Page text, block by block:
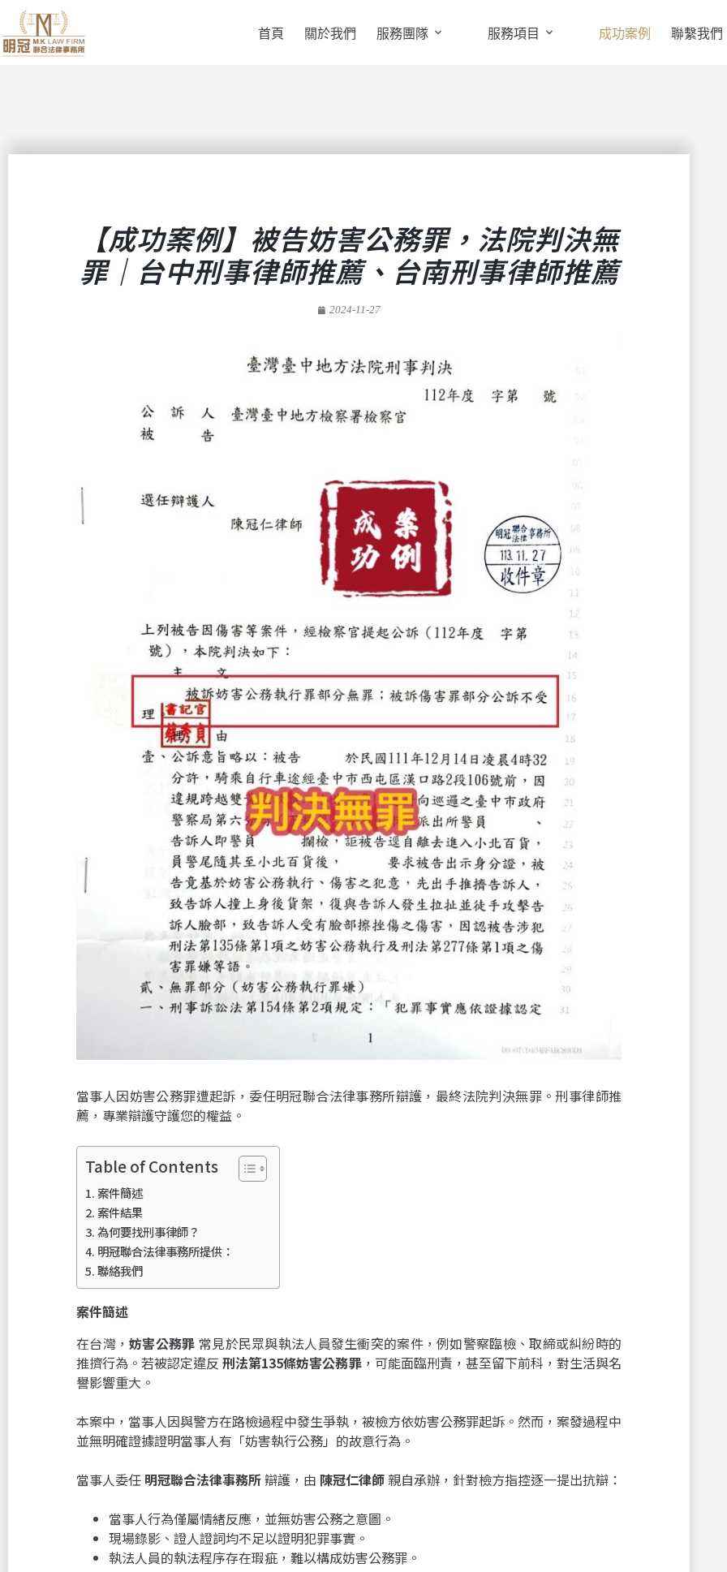
首頁 關於我們 服務團隊 服務項目 成功案例 聯繫我們
【成功案例】被告妨害公務罪，法院判決無
罪｜台中刑事律師推薦、台南刑事律師推薦
2024-11-27
當事人因妨害公務罪遭起訴，委任明冠聯合法律事務所辯護，最終法院判決無罪。刑事律師推
薦，專業辯護守護您的權益。
Table of Contents
案件簡述
案件結果
為何要找刑事律師？
明冠聯合法律事務所提供：
聯絡我們
案件簡述
在台灣，妨害公務罪 常見於民眾與執法人員發生衝突的案件，例如警察臨檢、取締或糾紛時的
推擠行為。若被認定違反刑法第135條妨害公務罪，可能面臨刑責，甚至留下前科，對生活與名
譽影響重大。
本案中，當事人因與警方在路檢過程中發生爭執，被檢方依妨害公務罪起訴。然而，案發過程中
並無明確證據證明當事人有「妨害執行公務」的故意行為。
當事人委任 明冠聯合法律事務所辯護，由 陳冠仁律師親自承辦，針對檢方指控逐一提出抗辯：
當事人行為僅屬情緒反應，並無妨害公務之意圖。
現場錄影、證人證詞均不足以證明犯罪事實。
執法人員的執法程序存在瑕疵，難以構成妨害公務罪。